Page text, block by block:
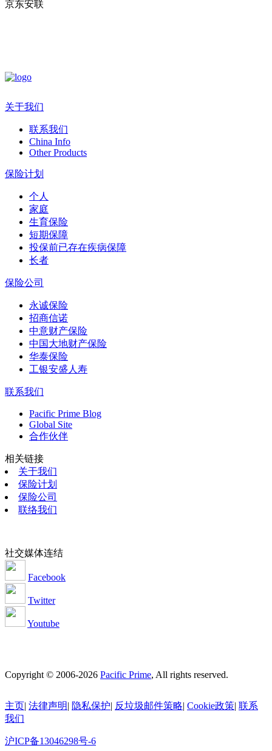
京东安联
关于我们
联系我们
China Info
Other Products
保险计划
个人
家庭
生育保险
短期保障
投保前已存在疾病保障
长者
保险公司
永诚保险
招商信诺
中意财产保险
中国大地财产保险
华泰保险
工银安盛人寿
联系我们
Pacific Prime Blog
Global Site
合作伙伴
相关链接
关于我们
保险计划
保险公司
联络我们
社交媒体连结
Facebook
Twitter
Youtube
Copyright © 2006-2026 Pacific Prime, All rights reserved.
主页| 法律声明| 隐私保护| 反垃圾邮件策略| Cookie政策| 联系
我们
沪ICP备13046298号-6